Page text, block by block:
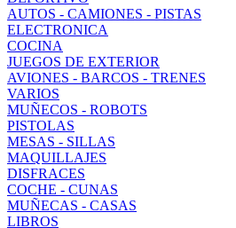
AUTOS - CAMIONES - PISTAS
ELECTRONICA
COCINA
JUEGOS DE EXTERIOR
AVIONES - BARCOS - TRENES
VARIOS
MUÑECOS - ROBOTS
PISTOLAS
MESAS - SILLAS
MAQUILLAJES
DISFRACES
COCHE - CUNAS
MUÑECAS - CASAS
LIBROS